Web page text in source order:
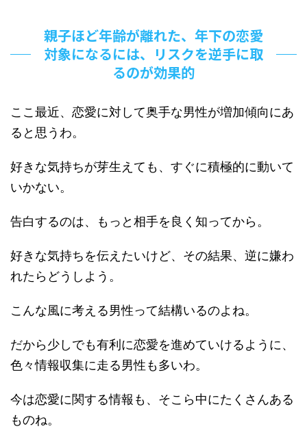
親子ほど年齢が離れた、年下の恋愛
対象になるには、リスクを逆手に取
るのが効果的
ここ最近、恋愛に対して奥手な男性が増加傾向にあ
ると思うわ。
好きな気持ちが芽生えても、すぐに積極的に動いて
いかない。
告白するのは、もっと相手を良く知ってから。
好きな気持ちを伝えたいけど、その結果、逆に嫌わ
れたらどうしよう。
こんな風に考える男性って結構いるのよね。
だから少しでも有利に恋愛を進めていけるように、
色々情報収集に走る男性も多いわ。
今は恋愛に関する情報も、そこら中にたくさんある
ものね。